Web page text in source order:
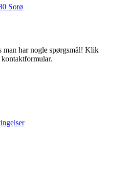
Sorø
har nogle spørgsmål! Klik